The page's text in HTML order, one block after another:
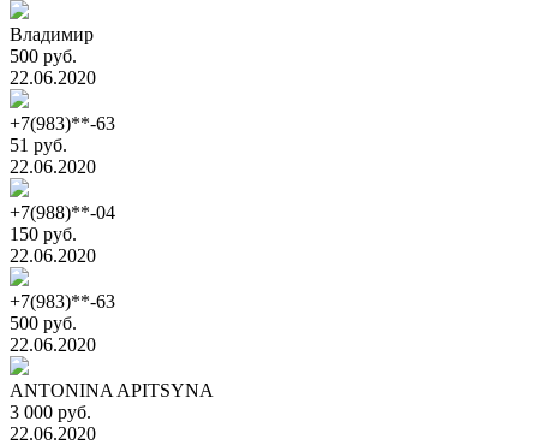
Владимир
500 руб.
22.06.2020
+7(983)**-63
51 руб.
22.06.2020
+7(988)**-04
150 руб.
22.06.2020
+7(983)**-63
500 руб.
22.06.2020
ANTONINA APITSYNA
3 000 руб.
22.06.2020